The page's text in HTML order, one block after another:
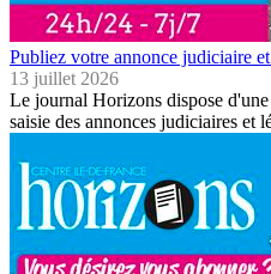
Publiez votre annonce judiciaire
13 juillet 2026
Le journal Horizons dispose
saisie des annonces judiciaires et